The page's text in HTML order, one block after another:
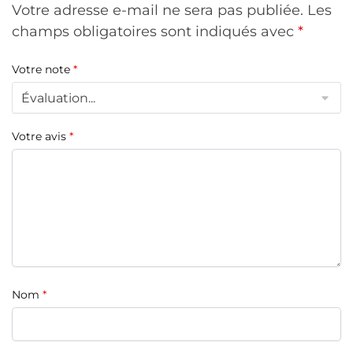
Votre adresse e-mail ne sera pas publiée. Les
champs obligatoires sont indiqués avec *
Votre note *
Votre avis *
Nom *